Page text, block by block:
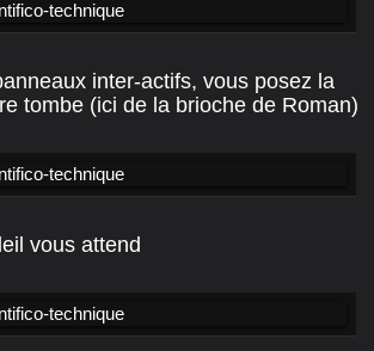
inter-actifs, vous posez la
tombe (ici de la brioche de Roman)
vous attend